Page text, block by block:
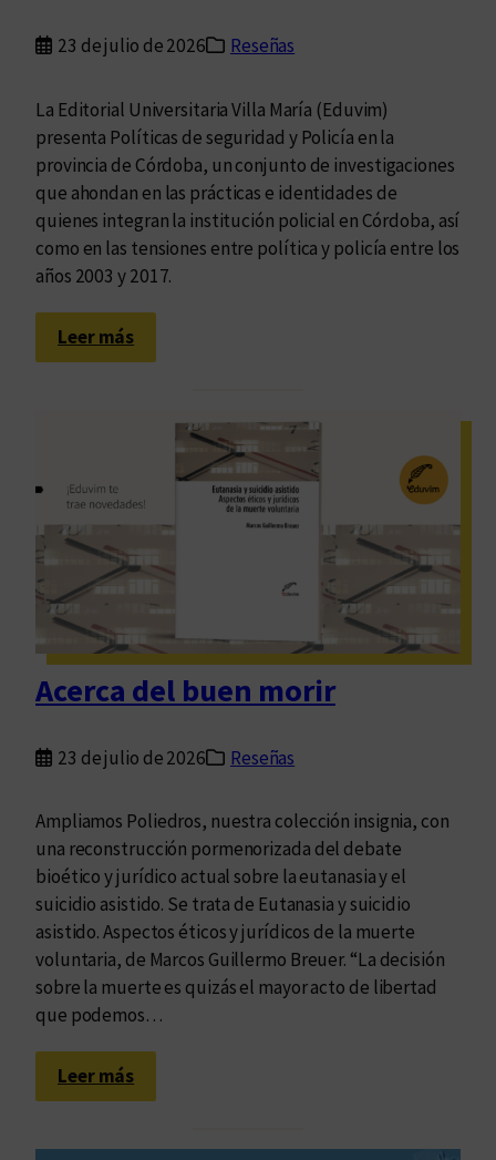
23 de julio de 2026 Reseñas
La Editorial Universitaria Villa María (Eduvim)
presenta Políticas de seguridad y Policía en la
provincia de Córdoba, un conjunto de investigaciones
que ahondan en las prácticas e identidades de
quienes integran la institución policial en Córdoba, así
como en las tensiones entre política y policía entre los
años 2003 y 2017.
Leer más:
L
b
i
d
a
s
a
s
d
e
l
p
r
i
s
m
a
Acerca del buen morir
23 de julio de 2026 Reseñas
Ampliamos Poliedros, nuestra colección insignia, con
una reconstrucción pormenorizada del debate
bioético y jurídico actual sobre la eutanasia y el
suicidio asistido. Se trata de Eutanasia y suicidio
asistido. Aspectos éticos y jurídicos de la muerte
voluntaria, de Marcos Guillermo Breuer. “La decisión
sobre la muerte es quizás el mayor acto de libertad
que podemos…
Leer más:
A